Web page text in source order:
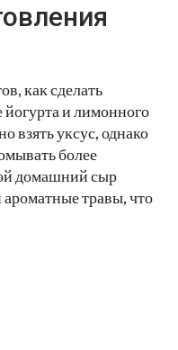
как сделать
и лимонного
взять уксус, однако
более
домашний сыр
травы, что